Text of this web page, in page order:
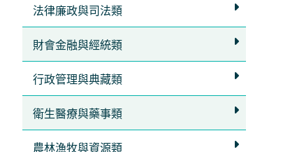
法律廉政與司法類
財會金融與經統類
行政管理與典藏類
衛生醫療與藥事類
農林漁牧與資源類
LINE
方